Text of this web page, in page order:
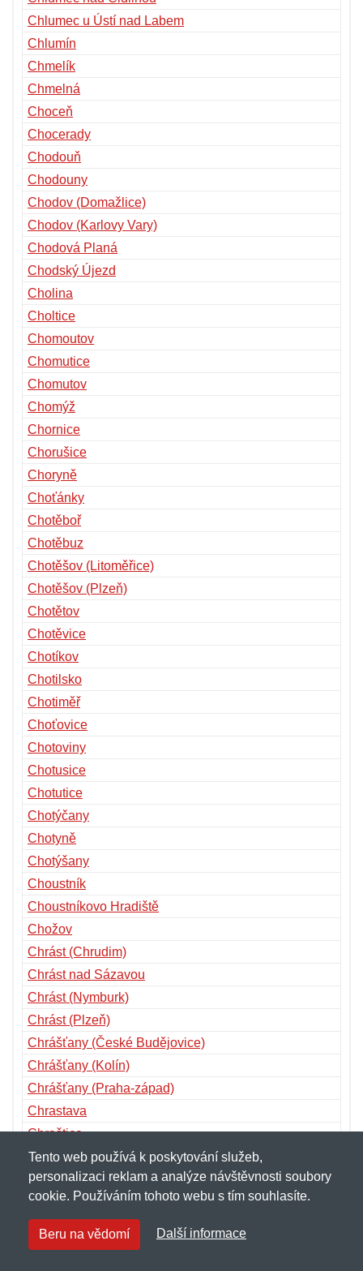
Chlumec u Ústí nad Labem
Chlumín
Chmelík
Chmelná
Choceň
Chocerady
Chodouň
Chodouny
Chodov (Domažlice)
Chodov (Karlovy Vary)
Chodová Planá
Chodský Újezd
Cholina
Choltice
Chomoutov
Chomutice
Chomutov
Chomýž
Chornice
Chorušice
Choryně
Choťánky
Chotěboř
Chotěbuz
Chotěšov (Litoměřice)
Chotěšov (Plzeň)
Chotětov
Chotěvice
Chotíkov
Chotilsko
Chotiměř
Choťovice
Chotoviny
Chotusice
Chotutice
Chotýčany
Chotyně
Chotýšany
Choustník
Choustníkovo Hradiště
Chožov
Chrást (Chrudim)
Chrást nad Sázavou
Chrást (Nymburk)
Chrást (Plzeň)
Chrášťany (České Budějovice)
Chrášťany (Kolín)
Chrášťany (Praha-západ)
Chrastava
Chraštice
Chřibská
Chříč
Chroboly
Chropyně
Chroustovice
Tento web používá k poskytování služeb,
personalizaci reklam a analýze návštěvnosti soubory
cookie. Používáním tohoto webu s tím souhlasíte.
Beru na vědomí Další informace